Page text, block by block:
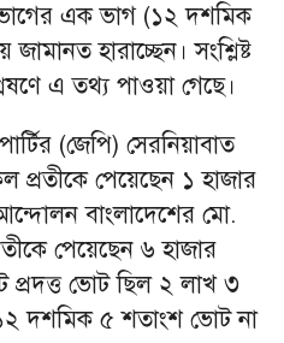
ভাগের এক ভাগ (১২ দশমিক
হারাচ্ছেন। সংশ্লিষ্ট
এ তথ্য পাওয়া গেছে।
(জেপি) সেরনিয়াবাত
প্রতীকে পেয়েছেন ১ হাজার
বাংলাদেশের মো.
পেয়েছেন ৬ হাজার
ভোট ছিল ২ লাখ ৩
দশমিক ৫ শতাংশ ভোট না